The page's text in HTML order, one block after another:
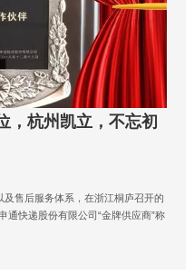
，杭州凯立，不忘初
售后服务体系，在浙江桐庐召开的
通快递股份有限公司“金牌供应商”称